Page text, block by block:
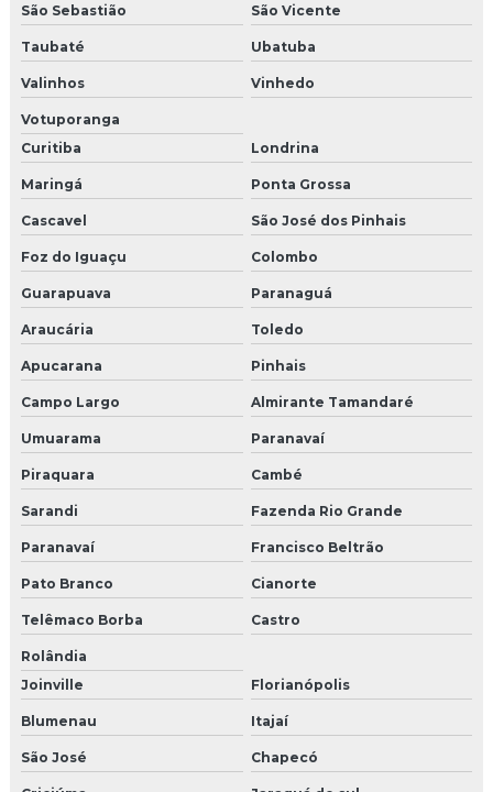
São Sebastião São Vicente
Taubaté Ubatuba
Valinhos Vinhedo
Votuporanga
Curitiba
Londrina
Maringá Ponta Grossa
Cascavel São José dos Pinhais
Foz do Iguaçu Colombo
Guarapuava Paranaguá
Araucária Toledo
Apucarana Pinhais
Campo Largo Almirante Tamandaré
Umuarama Paranavaí
Piraquara Cambé
Sarandi Fazenda Rio Grande
Paranavaí Francisco Beltrão
Pato Branco Cianorte
Telêmaco Borba Castro
Rolândia
Joinville
Florianópolis
Blumenau Itajaí
São José Chapecó